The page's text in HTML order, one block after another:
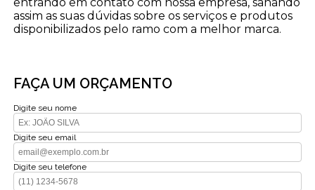
assim as suas dúvidas sobre os serviços e produtos
disponibilizados pelo ramo com a melhor marca.
FAÇA UM ORÇAMENTO
Digite seu nome
Digite seu email
Digite seu telefone